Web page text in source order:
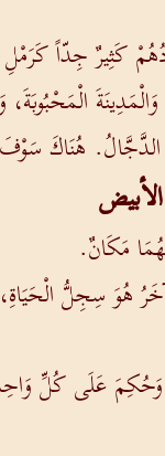
كَثِيرٌ جِدّاً
الْمَحْبُوبَةَ،
هُنَاكَ سَوْفَ
مَكَانٌ.
هُوَ سِجِلُّ
وَحُكِمَ عَلَى كُلِّ